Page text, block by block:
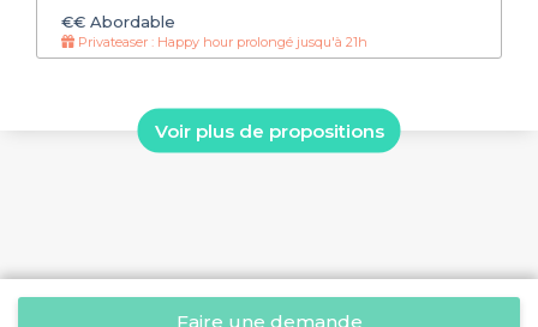
€€ Abordable
Privateaser : Happy hour prolongé jusqu'à 21h
Voir plus de propositions
Faire une demande